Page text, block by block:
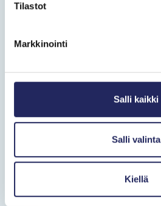
Tilastot
Markkinointi
Salli kaikki
Salli valinta
Kiellä